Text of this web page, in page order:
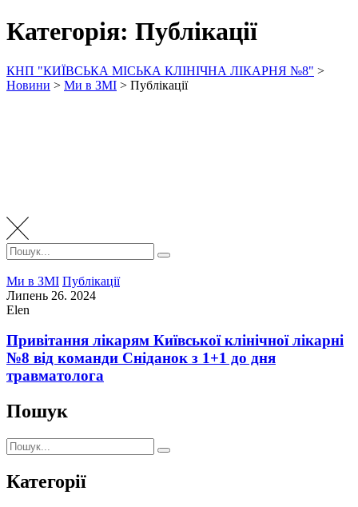
Категорія: Публікації
КНП "КИЇВСЬКА МІСЬКА КЛІНІЧНА ЛІКАРНЯ №8" >
Новини > Ми в ЗМІ > Публікації
Пошук:
Пошук
Ми в ЗМІ Публікації
Липень 26. 2024
Elen
Привітання лікарям Київської клінічної лікарні
№8 від команди Сніданок з 1+1 до дня
травматолога
Пошук
Пошук:
Пошук
Категорії